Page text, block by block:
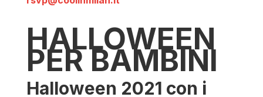
HALLOWEEN
PER BAMBINI
Halloween 2021 con i